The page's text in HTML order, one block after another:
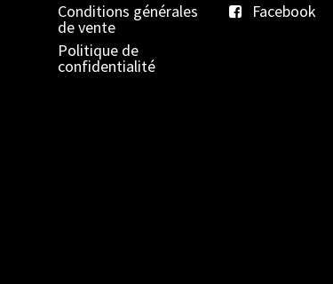
Conditions générales
de vente
Politique de
confidentialité
Facebook